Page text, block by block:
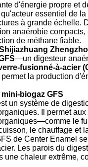
d'énergie propre et
essentiel de
à grande échelle.
anaérobie
de méthane fiable.
—un digesteur
fusionné-à-acier
la production
biogaz GFS
un système de
Il permet
le
le chauffage et
de Center Enamel
Les parois du
une chaleur extrême,